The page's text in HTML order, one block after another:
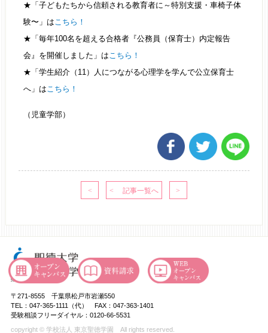
★「子どもたちから信頼される教育者に～特別支援・車椅子体
験〜」はこちら！
★「毎年100名を超える合格者『公務員（保育士）内定報告
会』を開催しました」はこちら！
★「学生紹介（11）人につながる心理学を学んで公立保育士
へ」はこちら！
（児童学部）
〒271-8555 千葉県松戸市岩瀬550
TEL：047-365-1111（代） FAX：047-363-1401
受験相談フリーダイヤル：0120-66-5531
copyright © 学校法人 東京聖徳学園 All rights reserved.